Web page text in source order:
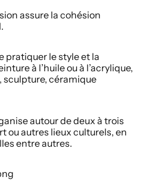
assure la cohésion
pratiquer le style et la
à l’huile ou à l’acrylique,
sculpture, céramique
autour de deux à trois
ou autres lieux culturels, en
entre autres.